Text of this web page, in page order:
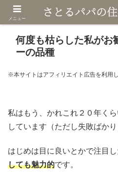
何度も枯らした私がお
ーの品種
※本サイトはアフィリエイト広告を利用
私はもう、かれこれ２０年く
しています（ただし失敗ばかり
はじめは目に良いとかで注目
しても魅力的です。
メニュー